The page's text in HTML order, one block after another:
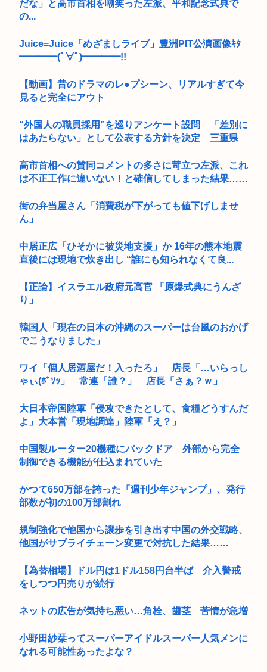
だな」と高市首相を嘲笑った左派、平和記念式典で
の...
Juice=Juice「めざましライブ」豊洲PIT公演画像ｷﾀ
━━━━(ﾟ∀ﾟ)━━━━!!
【動画】昔のドラマのレ●プシーン、リアルすぎて今
見ると完全にアウト
“外国人の職員採用”を巡りアンケート設問 「差別に
はあたらない」として公表する方針を決定 三重県
高市首相への賛同コメントの多さに苛立つ左派、これ
は不正工作に違いない！と確信してしまった結果……
街の弁当屋さん「消費税が下がっても値下げしませ
ん」
中居正広「ひそかに被災地支援」か 16年の熊本地震
直後には現地で炊き出し “誰にも知られなくて良...
【正論】イスラエル政府元高官 「原爆式典にうんざ
り」
韓国人「現在の日本の沖縄のスーパーは台風のおかげ
でこうなりました」
ワイ「個人居酒屋だ！入ったろ」 店長「…いらっし
ゃぃ(ﾎﾞｿｯ」 常連「誰？」 店長「さぁ？ｗ」
大日本帝国陸軍「侵攻できたとして、食糧どうすんだ
よ」大本営「現地調達」陸軍「え？」
中国製ルーター20機種にバックドア 外部から完全
制御できる機能が仕込まれていた
かつて650万部を誇った「週刊少年ジャンプ」、発行
部数が初の100万部割れ
規制強化で他国から譲歩を引き出す中国の外交戦略、
他国がサプライチェーン変更で対抗した結果……
【為替相場】ドル円は1ドル158円台半ば 介入警戒
をしつつ円売りが続行
ネットの広告が気持ち悪い…角栓、歯茎 苦情が急増
小野田紗栞ってスーパーアイドルスーパー人気メンに
なれる可能性あったよな？